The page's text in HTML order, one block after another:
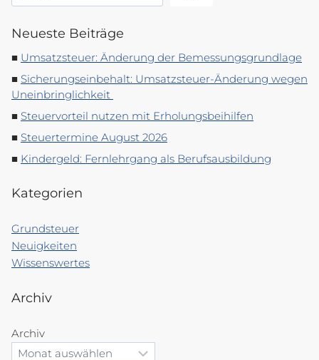
Neueste Beiträge
Umsatzsteuer: Änderung der Bemessungsgrundlage
Sicherungseinbehalt: Umsatzsteuer-Änderung wegen
Uneinbringlichkeit
Steuervorteil nutzen mit Erholungsbeihilfen
Steuertermine August 2026
Kindergeld: Fernlehrgang als Berufsausbildung
Kategorien
Grundsteuer
Neuigkeiten
Wissenswertes
Archiv
Archiv